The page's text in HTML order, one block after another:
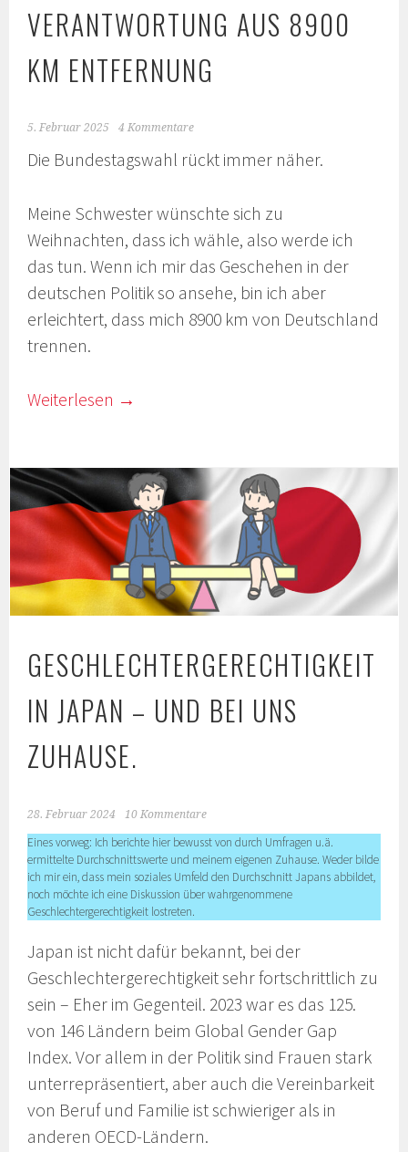
VERANTWORTUNG AUS 8900
KM ENTFERNUNG
5. Februar 2025 4 Kommentare
Die Bundestagswahl rückt immer näher.
Meine Schwester wünschte sich zu
Weihnachten, dass ich wähle, also werde ich
das tun. Wenn ich mir das Geschehen in der
deutschen Politik so ansehe, bin ich aber
erleichtert, dass mich 8900 km von Deutschland
trennen.
Weiterlesen →
GESCHLECHTERGERECHTIGKEIT
IN JAPAN – UND BEI UNS
ZUHAUSE.
28. Februar 2024 10 Kommentare
Eines vorweg: Ich berichte hier bewusst von durch Umfragen u.ä.
ermittelte Durchschnittswerte und meinem eigenen Zuhause. Weder bilde
ich mir ein, dass mein soziales Umfeld den Durchschnitt Japans abbildet,
noch möchte ich eine Diskussion über wahrgenommene
Geschlechtergerechtigkeit lostreten.
Japan ist nicht dafür bekannt, bei der
Geschlechtergerechtigkeit sehr fortschrittlich zu
sein – Eher im Gegenteil. 2023 war es das 125.
von 146 Ländern beim Global Gender Gap
Index. Vor allem in der Politik sind Frauen stark
unterrepräsentiert, aber auch die Vereinbarkeit
von Beruf und Familie ist schwieriger als in
anderen OECD-Ländern.